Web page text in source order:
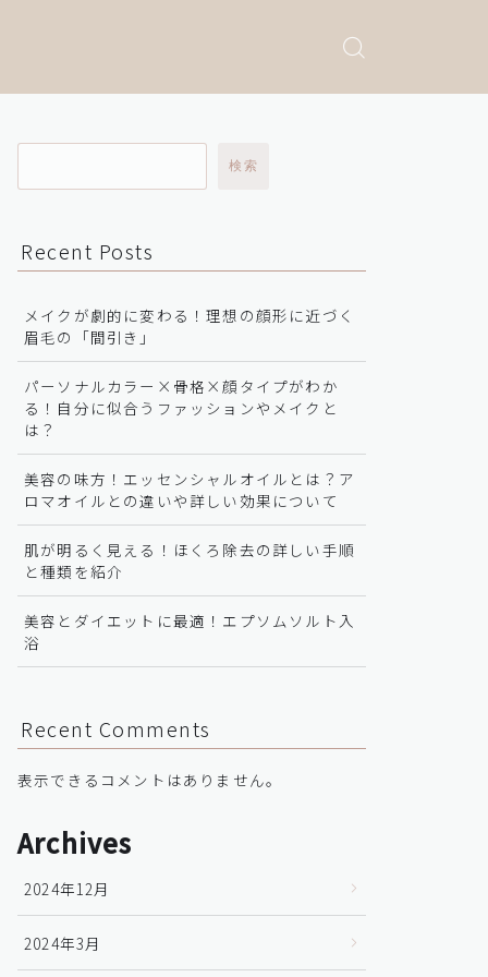
検索
Recent Posts
メイクが劇的に変わる！理想の顔形に近づく
眉毛の「間引き」
パーソナルカラー×骨格×顔タイプがわか
る！自分に似合うファッションやメイクと
は？
美容の味方！エッセンシャルオイルとは？ア
ロマオイルとの違いや詳しい効果について
肌が明るく見える！ほくろ除去の詳しい手順
と種類を紹介
美容とダイエットに最適！エプソムソルト入
浴
Recent Comments
表示できるコメントはありません。
Archives
2024年12月
2024年3月